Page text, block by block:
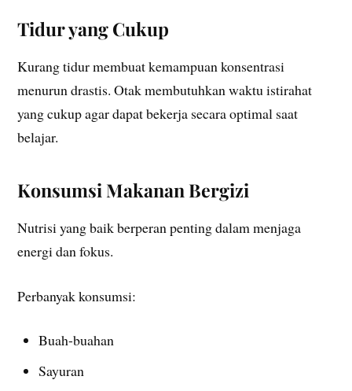
Tidur yang Cukup
Kurang tidur membuat kemampuan konsentrasi
menurun drastis. Otak membutuhkan waktu istirahat
yang cukup agar dapat bekerja secara optimal saat
belajar.
Konsumsi Makanan Bergizi
Nutrisi yang baik berperan penting dalam menjaga
energi dan fokus.
Perbanyak konsumsi:
Buah-buahan
Sayuran